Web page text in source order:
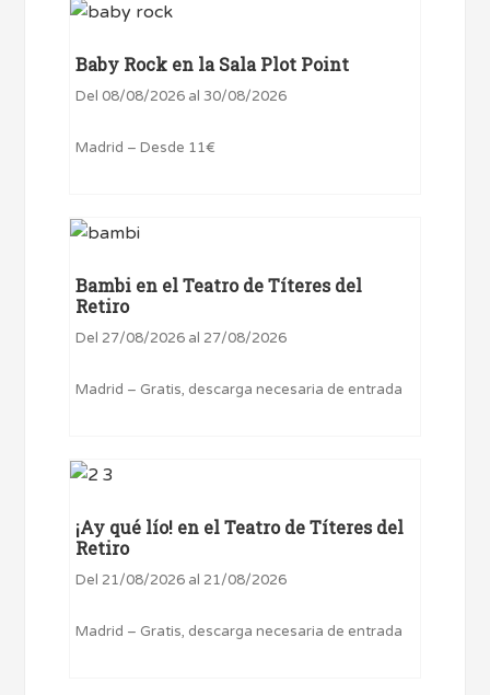
Baby Rock en la Sala Plot Point
Del 08/08/2026 al 30/08/2026
Madrid – Desde 11€
Bambi en el Teatro de Títeres del
Retiro
Del 27/08/2026 al 27/08/2026
Madrid – Gratis, descarga necesaria de entrada
¡Ay qué lío! en el Teatro de Títeres del
Retiro
Del 21/08/2026 al 21/08/2026
Madrid – Gratis, descarga necesaria de entrada